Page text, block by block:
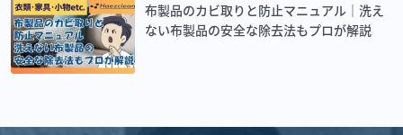
布製品のカビ取りと防止マニュアル｜洗え
ない布製品の安全な除去法もプロが解説